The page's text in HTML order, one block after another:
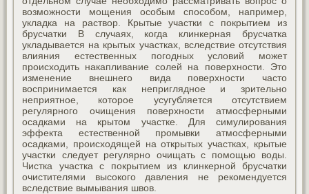
возможности мощения особым способом, например,
укладка на раствор. Крытые участки с покрытием из
брусчатки В случаях, когда клинкерная брусчатка
укладывается на крытых участках, вследствие отсутствия
влияния естественных погодных условий может
происходить накапливание солей на поверхности. Это
изменение внешнего вида поверхности часто
воспринимается как неприглядное и зрительно
неприятное, которое усугубляется отсутствием
регулярного очищения поверхности атмосферными
осадками на крытом участке. Для симулирования
эффекта естественной промывки атмосферными
осадками, происходящей на открытых участках, крытые
участки следует регулярно очищать с помощью воды.
Чистка участка с покрытием из клинкерной брусчатки
очистителями высокого давления не рекомендуется
вследствие вымывания швов.